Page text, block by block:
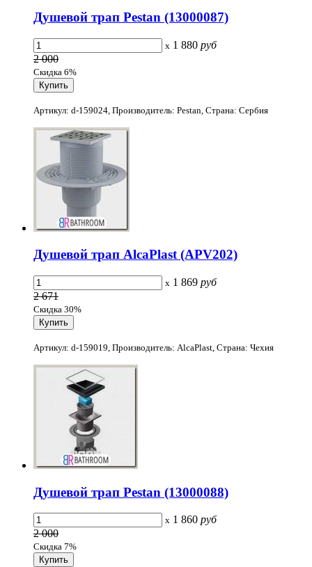
Душевой трап Pestan (13000087)
x 1 880 руб
2 000
Скидка 6%
Артикул: d-159024, Производитель: Pestan, Страна: Сербия
Душевой трап AlcaPlast (APV202)
x 1 869 руб
2 671
Скидка 30%
Артикул: d-159019, Производитель: AlcaPlast, Страна: Чехия
Душевой трап Pestan (13000088)
x 1 860 руб
2 000
Скидка 7%